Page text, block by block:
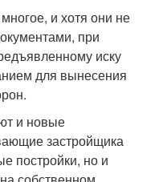
и хотя они не
при
иску
для вынесения
и новые
застройщика
постройки, но и